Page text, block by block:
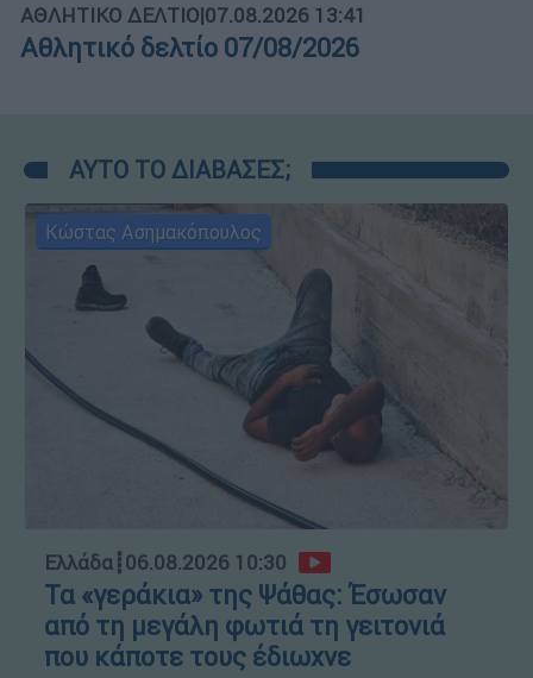
ΑΘΛΗΤΙΚΟ ΔΕΛΤΙΟ|07.08.2026 13:41
Αθλητικό δελτίο 07/08/2026
ΑΥΤΟ ΤΟ ΔΙΑΒΑΣΕΣ;
Κώστας Ασημακόπουλος
Ελλάδα┋06.08.2026 10:30
Τα «γεράκια» της Ψάθας: Έσωσαν
από τη μεγάλη φωτιά τη γειτονιά
που κάποτε τους έδιωχνε